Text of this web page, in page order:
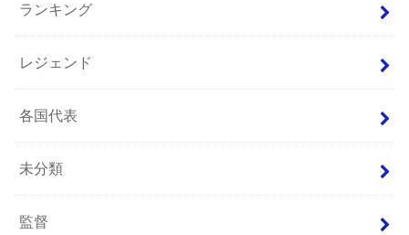
ランキング
レジェンド
各国代表
未分類
監督